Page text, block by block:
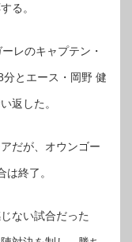
る。
レのキャプテン・
とエース・岡野 健
返した。
だが、オウンゴー
終了。
ない試合だった